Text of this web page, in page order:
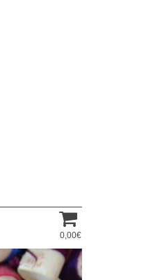
0,00€